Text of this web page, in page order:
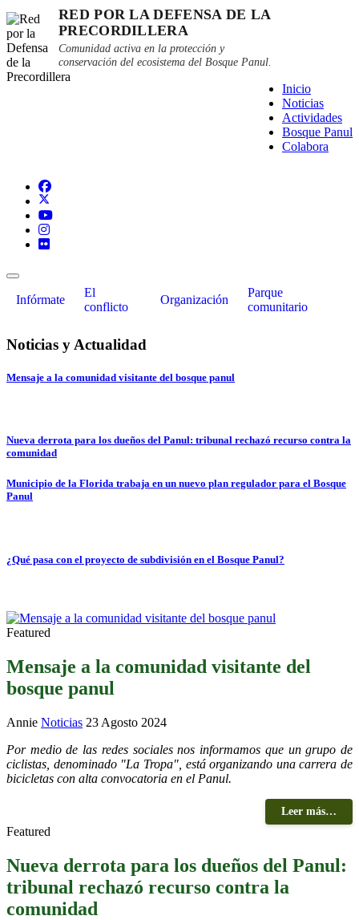
RED POR LA DEFENSA DE LA
PRECORDILLERA
Comunidad activa en la protección y
conservación del ecosistema del Bosque Panul.
Inicio
Noticias
Actividades
Bosque Panul
Colabora
Infórmate
El
conflicto
Organización
Parque
comunitario
Noticias y Actualidad
Mensaje a la comunidad visitante del bosque panul
Nueva derrota para los dueños del Panul: tribunal rechazó recurso contra la
comunidad
Municipio de la Florida trabaja en un nuevo plan regulador para el Bosque
Panul
¿Qué pasa con el proyecto de subdivisión en el Bosque Panul?
Featured
Mensaje a la comunidad visitante del
bosque panul
Annie Noticias 23 Agosto 2024
Por medio de las redes sociales nos informamos que un grupo de
ciclistas, denominado "La Tropa", está organizando una carrera de
bicicletas con alta convocatoria en el Panul.
Leer más…
Featured
Nueva derrota para los dueños del Panul:
tribunal rechazó recurso contra la
comunidad